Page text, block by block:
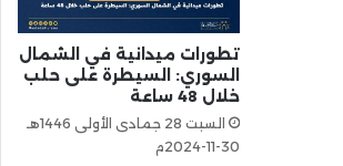
تطورات ميدانية في الشمال
السوري: السيطرة على حلب
خلال 48 ساعة
السبت 28 جمادى الأولى 1446هـ
30-11-2024م